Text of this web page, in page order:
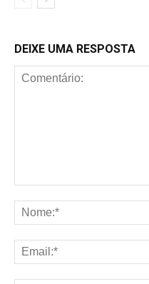
DEIXE UMA RESPOSTA